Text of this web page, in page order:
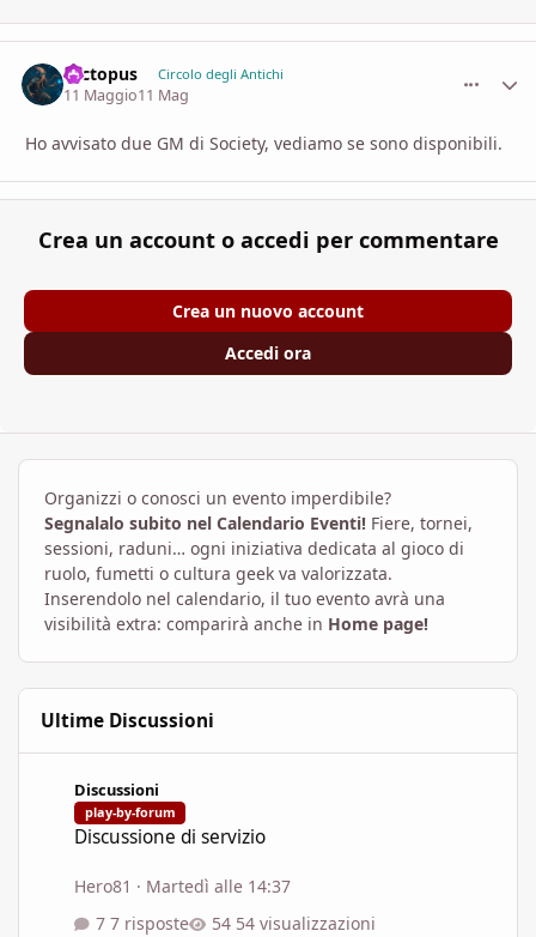
roctopus Circolo degli Antichi
11 Maggio11 Mag
Ho avvisato due GM di Society, vediamo se sono disponibili.
Crea un account o accedi per commentare
Crea un nuovo account
Accedi ora
Organizzi o conosci un evento imperdibile?
Segnalalo subito nel Calendario Eventi! Fiere, tornei,
sessioni, raduni… ogni iniziativa dedicata al gioco di
ruolo, fumetti o cultura geek va valorizzata.
Inserendolo nel calendario, il tuo evento avrà una
visibilità extra: comparirà anche in Home page!
Ultime Discussioni
Discussioni
play-by-forum
Discussione di servizio
Hero81 · Martedì alle 14:37
7 risposte
54 visualizzazioni